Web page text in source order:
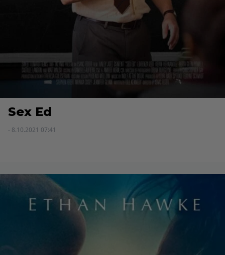
Sex Ed
- 8.10.2021 07:41